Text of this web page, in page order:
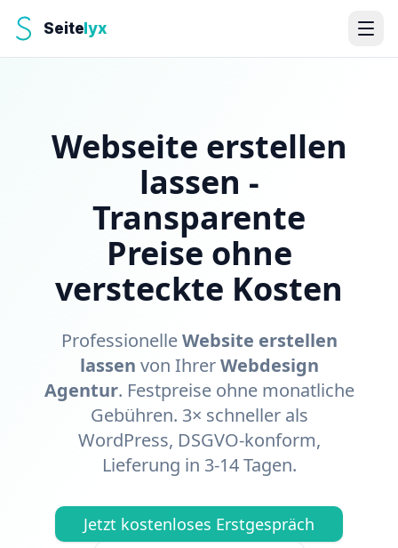
Seitelyx
Webseite erstellen
lassen -
Transparente
Preise ohne
versteckte Kosten
ProfessionelleWebsite erstellen
lassen von Ihrer Webdesign
Agentur. Festpreise ohne monatliche
Gebühren. 3× schneller als
WordPress, DSGVO-konform,
Lieferung in 3-14 Tagen.
Jetzt kostenloses Erstgespräch